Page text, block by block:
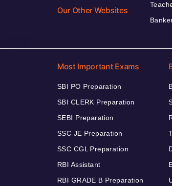
Our Other Websites
Most Important Exams
SBI PO Preparation
SBI CLERK Preparation
SEBI Preparation
SSC JE Preparation
SSC CGL Preparation
RBI Assistant
RBI GRADE B Preparation